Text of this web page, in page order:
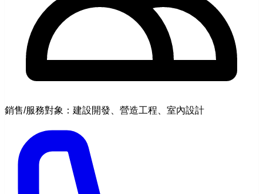
銷售/服務對象：建設開發、營造工程、室內設計